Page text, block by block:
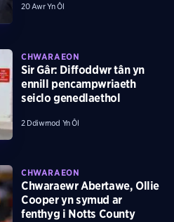
20 Awr Yn Ôl
CHWARAEON
Sir Gâr: Diffoddwr tân yn
ennill pencampwriaeth
seiclo genedlaethol
2 Ddiwrnod Yn Ôl
CHWARAEON
Chwaraewr Abertawe, Ollie
Cooper yn symud ar
fenthyg i Notts County